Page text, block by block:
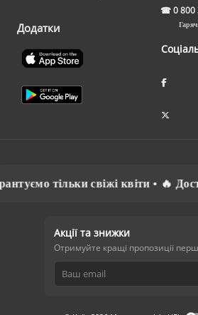
Додатки
☎0 800
свіжі квіти • 🔥
Акції та знижки
Отримуйте кращі пропозиції